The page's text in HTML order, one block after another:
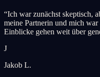
“Ich war zunächst skeptisch,
meine Partnerin und mich
Einblicke gehen weit über
J
Jakob L.